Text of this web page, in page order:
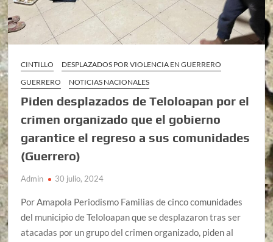
CINTILLO
DESPLAZADOS POR VIOLENCIA EN GUERRERO
GUERRERO
NOTICIAS NACIONALES
Piden desplazados de Teloloapan por el
crimen organizado que el gobierno
garantice el regreso a sus comunidades
(Guerrero)
Admin 30 julio, 2024
Por Amapola Periodismo Familias de cinco comunidades
del municipio de Teloloapan que se desplazaron tras ser
atacadas por un grupo del crimen organizado, piden al